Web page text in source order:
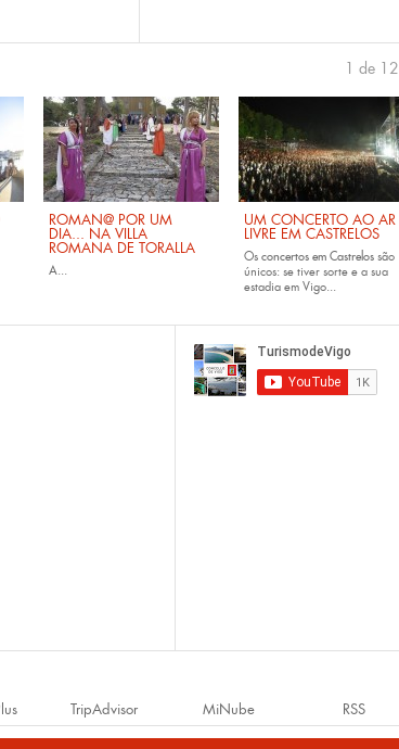
ROMAN@ POR UM
DIA... NA VILLA
ROMANA DE TORALLA
A...
UM CONCERTO AO AR
LIVRE EM CASTRELOS
Os concertos em Castrelos são
únicos: se tiver sorte e a sua
estadia em Vigo...
1 de 12
TripAdvisor MiNube RSS